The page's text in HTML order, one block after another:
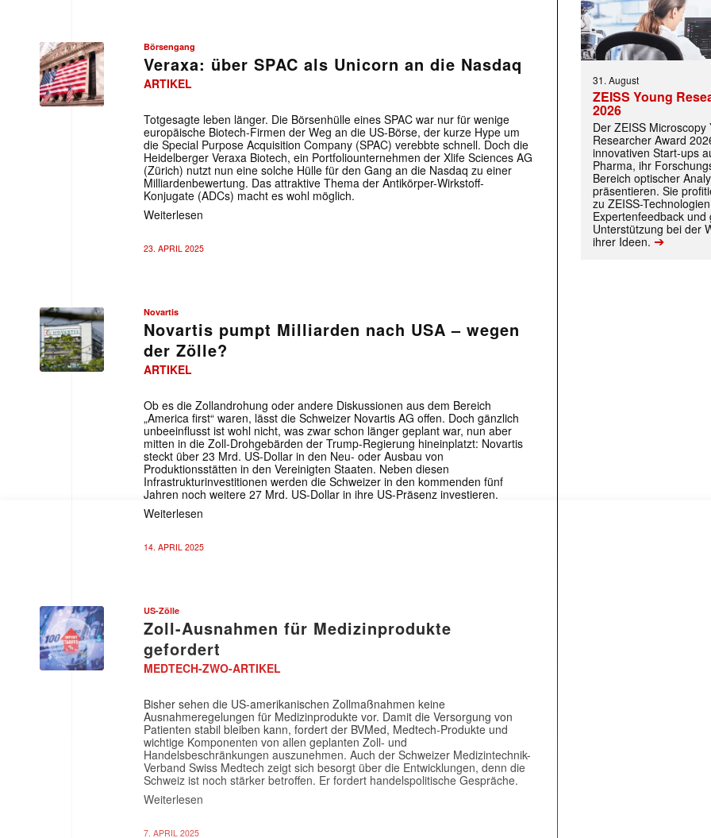
E-
Mail
(erforderlich)
Börsengang
Veraxa: über SPAC als Unicorn an die Nasdaq
ARTIKEL
Totgesagte leben länger. Die Börsenhülle eines SPAC war nur für wenige
europäische Biotech-Firmen der Weg an die US-Börse, der kurze Hype um
die Special Purpose Acquisition Company (SPAC) verebbte schnell. Doch die
Heidelberger Veraxa Biotech, ein Portfoliounternehmen der Xlife Sciences AG
(Zürich) nutzt nun eine solche Hülle für den Gang an die Nasdaq zu einer
Milliardenbewertung. Das attraktive Thema der Antikörper-Wirkstoff-
Konjugate (ADCs) macht es wohl möglich.
Weiterlesen
23. APRIL 2025
Novartis
Novartis pumpt Milliarden nach USA – wegen
der Zölle?
ARTIKEL
Ob es die Zollandrohung oder andere Diskussionen aus dem Bereich
„America first“ waren, lässt die Schweizer Novartis AG offen. Doch gänzlich
unbeeinflusst ist wohl nicht, was zwar schon länger geplant war, nun aber
mitten in die Zoll-Drohgebärden der Trump-Regierung hineinplatzt: Novartis
steckt über 23 Mrd. US-Dollar in den Neu- oder Ausbau von
Produktionsstätten in den Vereinigten Staaten. Neben diesen
Infrastrukturinvestitionen werden die Schweizer in den kommenden fünf
Jahren noch weitere 27 Mrd. US-Dollar in ihre US-Präsenz investieren.
Weiterlesen
14. APRIL 2025
US-Zölle
Zoll-Ausnahmen für Medizinprodukte
gefordert
MEDTECH-ZWO-ARTIKEL
Bisher sehen die US-amerikanischen Zollmaßnahmen keine
Ausnahmeregelungen für Medizinprodukte vor. Damit die Versorgung von
Patienten stabil bleiben kann, fordert der BVMed, Medtech-Produkte und
wichtige Komponenten von allen geplanten Zoll- und
Handelsbeschränkungen auszunehmen. Auch der Schweizer Medizintechnik-
Verband Swiss Medtech zeigt sich besorgt über die Entwicklungen, denn die
Schweiz ist noch stärker betroffen. Er fordert handelspolitische Gespräche.
Weiterlesen
7. APRIL 2025
31. August
ZEISS Young
2026
Der ZEISS Microscopy
Researcher Award
innovativen Start-ups
Pharma, ihr
Bereich optischer
präsentieren. Sie
zu ZEISS-
Expertenfeedback und
Unterstützung bei der
ihrer Ideen. ➔